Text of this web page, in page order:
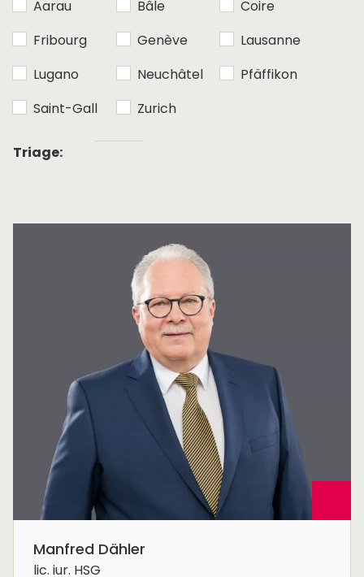
Aarau
Bâle
Coire
Fribourg
Genève
Lausanne
Lugano
Neuchâtel
Pfäffikon
Saint-Gall
Zurich
Triage:
Manfred Dähler
lic. iur. HSG